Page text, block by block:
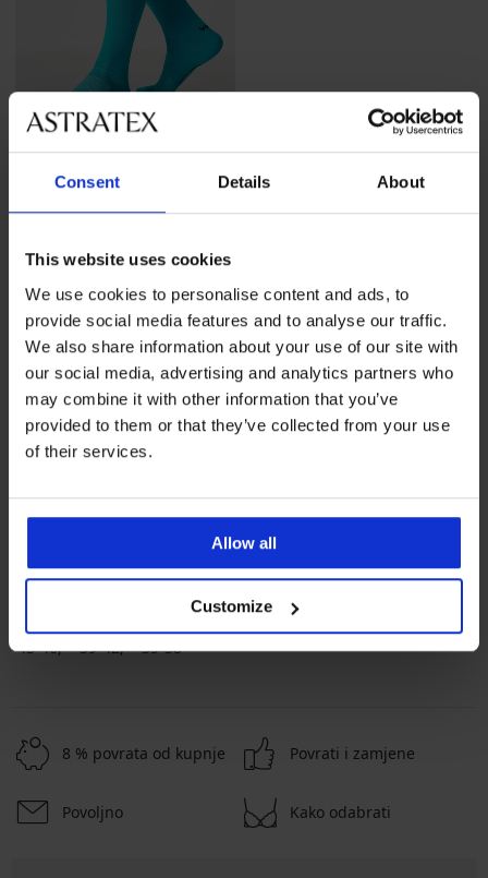
Consent Details About
This website uses cookies
We use cookies to personalise content and ads, to
provide social media features and to analyse our traffic.
We also share information about your use of our site with
our social media, advertising and analytics partners who
may combine it with other information that you’ve
provided to them or that they’ve collected from your use
of their services.
Allow all
Customize
-30%
Muške kompresivne
Popust
9,09 €Prvobitna cijena
12,99 €
MEN-A
VOXX
crna
plava
43-46
39-42 35-38
8 % povrata od kupnje Povrati i zamjene
Povoljno Kako odabrati